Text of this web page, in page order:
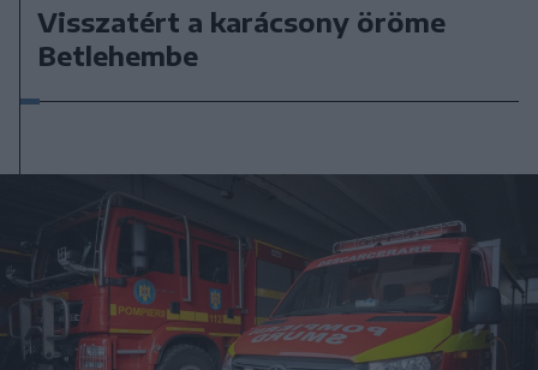
Visszatért a karácsony öröme
Betlehembe